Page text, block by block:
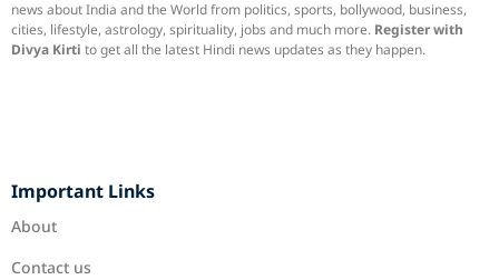
news about India and the World from politics, sports, bollywood, business,
cities, lifestyle, astrology, spirituality, jobs and much more. Register with
Divya Kirti to get all the latest Hindi news updates as they happen.
Important Links
About
Contact us